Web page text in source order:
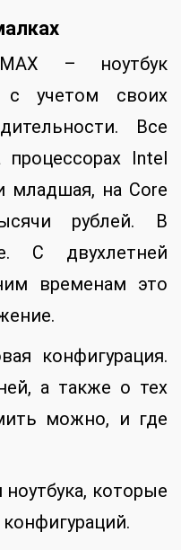
– ноутбук
с учетом своих
Все
Intel
младшая, на Core
рублей. В
С двухлетней
временам это
конфигурация.
а также о тех
можно, и где
которые